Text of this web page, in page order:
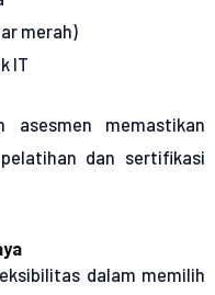
merah)
IT
memastikan
dan sertifikasi
dalam memilih